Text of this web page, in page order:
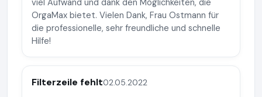
viel Aufwand und dank den Möglichkeiten, die
OrgaMax bietet. Vielen Dank, Frau Ostmann für
die professionelle, sehr freundliche und schnelle
Hilfe!
Filterzeile fehlt02.05.2022